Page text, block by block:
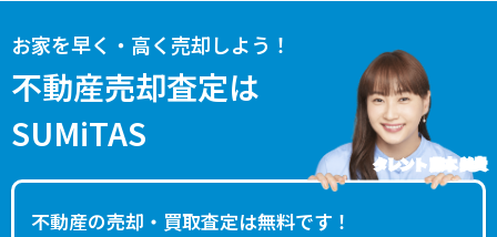
お家を早く・高く売却しよう！
不動産売却査定は
SUMiTAS
不動産の売却・買取査定は無料です！
タレント 藤本 美貴